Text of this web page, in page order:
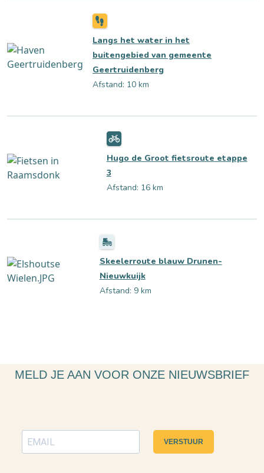
Langs het water in het
buitengebied van gemeente
Geertruidenberg
Afstand: 10 km
Hugo de Groot fietsroute etappe
3
Afstand: 16 km
Skeelerroute blauw Drunen-
Nieuwkuijk
Afstand: 9 km
MELD JE AAN VOOR ONZE NIEUWSBRIEF
VERSTUUR